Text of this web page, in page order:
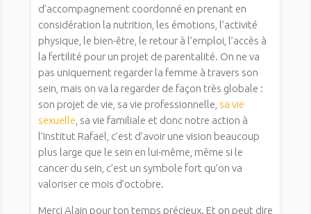
d’accompagnement coordonné en prenant en
considération la nutrition, les émotions, l’activité
physique, le bien-être, le retour à l’emploi, l’accès à
la fertilité pour un projet de parentalité. On ne va
pas uniquement regarder la femme à travers son
sein, mais on va la regarder de façon très globale :
son projet de vie, sa vie professionnelle, sa vie
sexuelle, sa vie familiale et donc notre action à
l’Institut Rafaël, c’est d’avoir une vision beaucoup
plus large que le sein en lui-même, même si le
cancer du sein, c’est un symbole fort qu’on va
valoriser ce mois d’octobre.
Merci Alain pour ton temps précieux. Et on peut dire